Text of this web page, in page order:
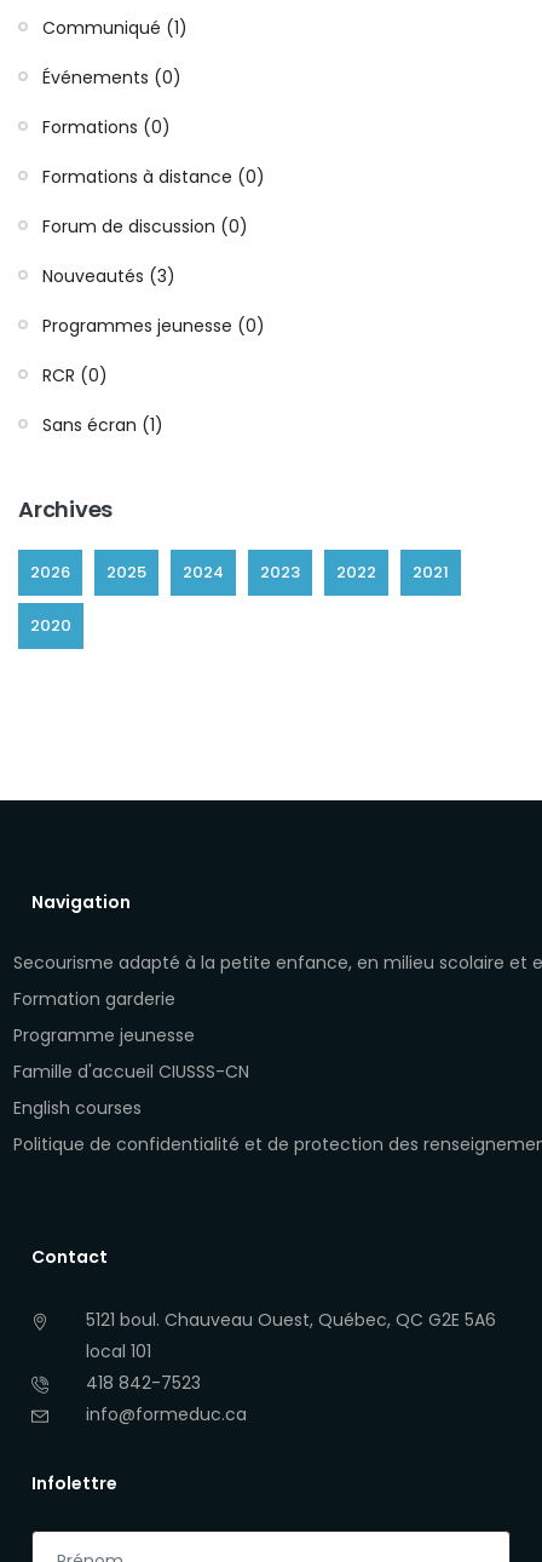
Communiqué (1)
Événements (0)
Formations (0)
Formations à distance (0)
Forum de discussion (0)
Nouveautés (3)
Programmes jeunesse (0)
RCR (0)
Sans écran (1)
Archives
2026 2025 2024 2023 2022 2021
2020
Navigation
Secourisme adapté à la petite enfance, en milieu scolaire et
Formation garderie
Programme jeunesse
Famille d'accueil CIUSSS-CN
English courses
Politique de confidentialité et de protection des
Contact
5121 boul. Chauveau Ouest, Québec, QC G2E 5A6
local 101
418 842-7523
info@formeduc.ca
Infolettre